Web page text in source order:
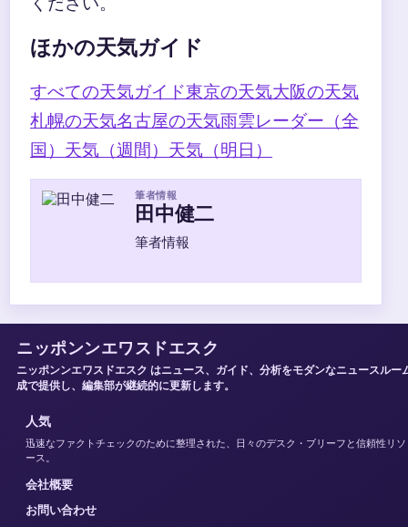
ほかの天気ガイド
すべての天気ガイド東京の天気大阪の天気
札幌の天気名古屋の天気雨雲レーダー（全
国） 天気（週間） 天気（明日）
筆者情報
田中健二
筆者情報
ニッポンンエワスドエスク
ニッポンンエワスドエスク はニュース、ガイド、分析をモダンなニュースルー
成で提供し、編集部が継続的に更新します。
人気
迅速なファクトチェックのために整理された、日々のデスク・ブリーフと信頼性リソ
ース。
会社概要
お問い合わせ